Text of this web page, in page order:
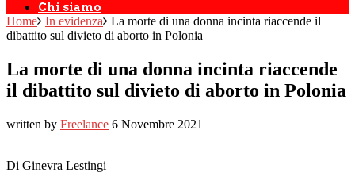
Chi siamo
Home In evidenza
La morte di una donna incinta riaccende il
dibattito sul divieto di aborto in Polonia
La morte di una donna incinta riaccende
il dibattito sul divieto di aborto in Polonia
written by Freelance 6 Novembre 2021
Di Ginevra Lestingi